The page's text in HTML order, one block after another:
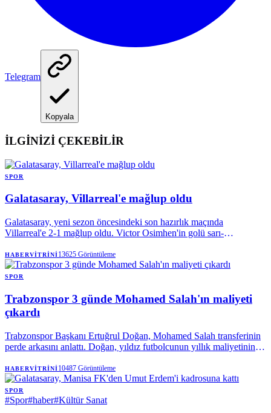
Telegram
Kopyala
İLGİNİZİ ÇEKEBİLİR
SPOR
Galatasaray, Villarreal'e mağlup oldu
Galatasaray, yeni sezon öncesindeki son hazırlık maçında
Villarreal'e 2-1 mağlup oldu. Victor Osimhen'in golü sarı-
ve tribünlerden yükselen transfer tepkisi karşılaşmaya damga vurdu.
HABERVITRINI13625 Görüntüleme
SPOR
Trabzonspor 3 günde Mohamed Salah'ın maliyeti
çıkardı
Trabzonspor Başkanı Ertuğrul Doğan, Mohamed Salah transferinin
perde arkasını anlattı. Doğan, yıldız futbolcunun yıllık maliyetinin
liralık kombine satıldığını belirtti. Bordo-mavililerde 18 binle kulüp
tarihinin kombine rekoru kırılırken, yeni hedef 25 bin olarak
belirlendi.
HABERVITRINI10487 Görüntüleme
SPOR
#Spor#haber#Kültür Sanat